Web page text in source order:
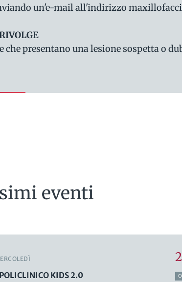
un'e-mail all'indirizzo
che presentano una lesione sospetta o
eventi
POLICLINICO KIDS 2.0